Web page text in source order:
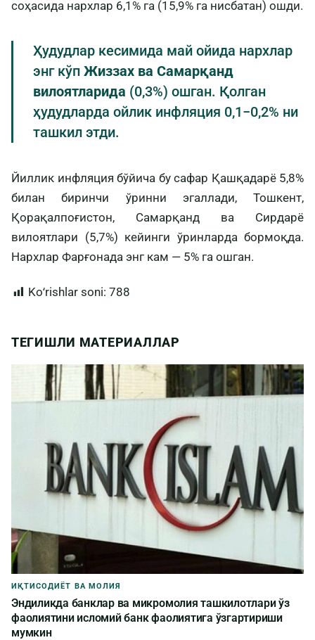
соҳасида нархлар 6,1% га (15,9% га нисбатан) ошди.
Ҳудудлар кесимида май ойида нархлар
энг кўп Жиззах ва Самарқанд
вилоятларида (0,3%) ошган. Қолган
ҳудудларда ойлик инфляция 0,1−0,2% ни
ташкил этди.
Йиллик инфляция бўйича бу сафар Қашқадарё 5,8%
билан биринчи ўринни эгаллади, Тошкент,
Қорақалпоғистон, Самарқанд ва Сирдарё
вилоятлари (5,7%) кейинги ўринларда бормоқда.
Нархлар Фарғонада энг кам — 5% га ошган.
Koʻrishlar soni: 788
ТЕГИШЛИ МАТЕРИАЛЛАР
ИҚТИСОДИЁТ ВА МОЛИЯ
Эндиликда банклар ва микромолия ташкилотлари ўз
фаолиятини исломий банк фаолиятига ўзгартириши
мумкин